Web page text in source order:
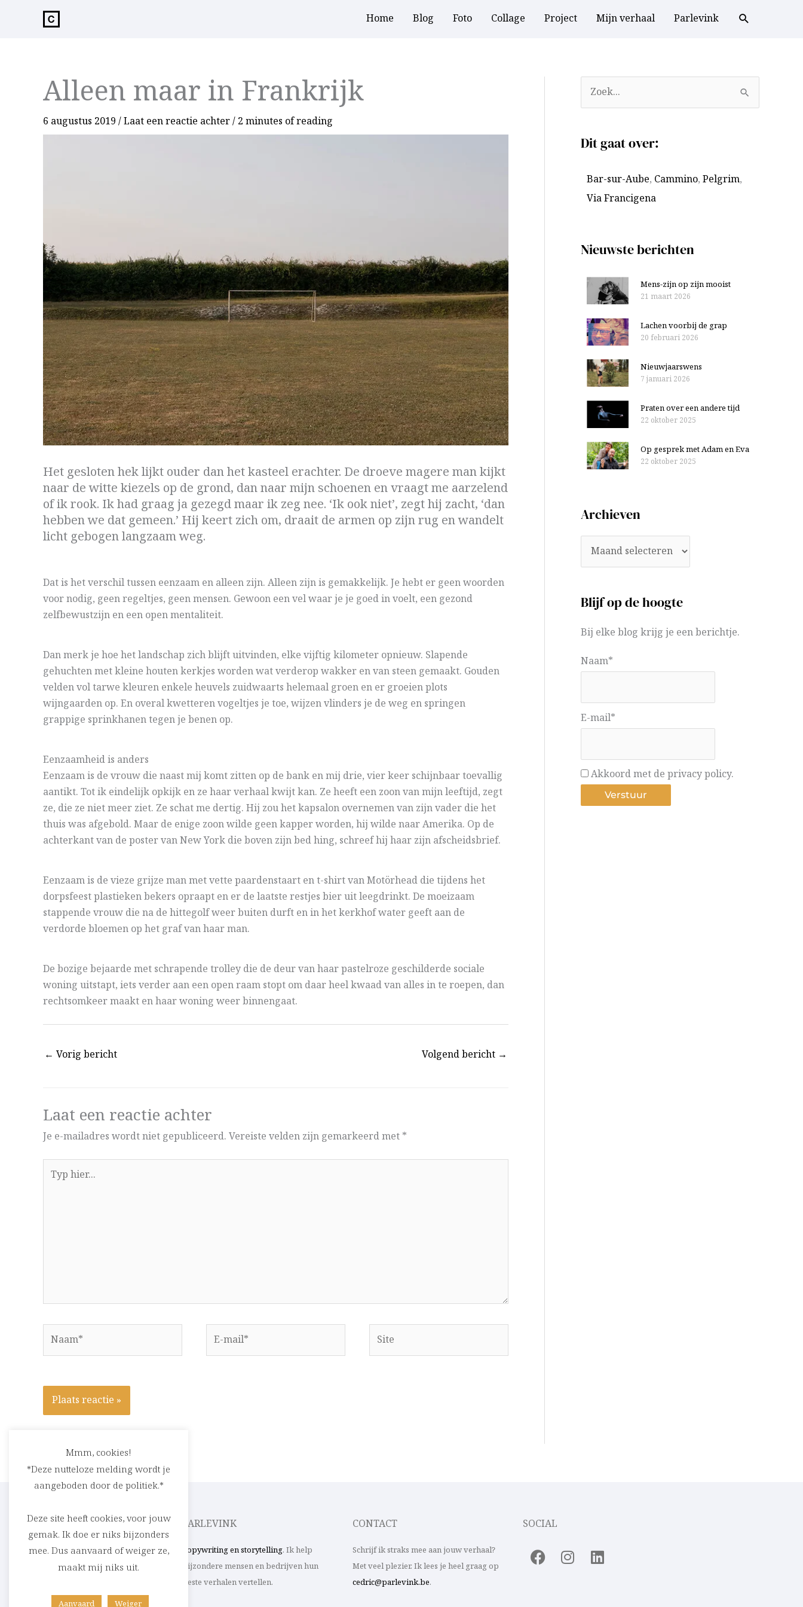
Home Blog Foto Collage Project Mijn verhaal Parlevink
Alleen maar in Frankrijk
6 augustus 2019 /Laat een reactie achter/ 2 minutes of reading
Het gesloten hek lijkt ouder dan het kasteel erachter. De droeve magere man kijkt
naar de witte kiezels op de grond, dan naar mijn schoenen en vraagt me aarzelend
of ik rook. Ik had graag ja gezegd maar ik zeg nee. ‘Ik ook niet’, zegt hij zacht, ‘dan
hebben we dat gemeen.’ Hij keert zich om, draait de armen op zijn rug en wandelt
licht gebogen langzaam weg.
Dat is het verschil tussen eenzaam en alleen zijn. Alleen zijn is gemakkelijk. Je hebt er geen woorden
voor nodig, geen regeltjes, geen mensen. Gewoon een vel waar je je goed in voelt, een gezond
zelfbewustzijn en een open mentaliteit.
Dan merk je hoe het landschap zich blijft uitvinden, elke vijftig kilometer opnieuw. Slapende
gehuchten met kleine houten kerkjes worden wat verderop wakker en van steen gemaakt. Gouden
velden vol tarwe kleuren enkele heuvels zuidwaarts helemaal groen en er groeien plots
wijngaarden op. En overal kwetteren vogeltjes je toe, wijzen vlinders je de weg en springen
grappige sprinkhanen tegen je benen op.
Eenzaamheid is anders
Eenzaam is de vrouw die naast mij komt zitten op de bank en mij drie, vier keer schijnbaar toevallig
aantikt. Tot ik eindelijk opkijk en ze haar verhaal kwijt kan. Ze heeft een zoon van mijn leeftijd, zegt
ze, die ze niet meer ziet. Ze schat me dertig. Hij zou het kapsalon overnemen van zijn vader die het
thuis was afgebold. Maar de enige zoon wilde geen kapper worden, hij wilde naar Amerika. Op de
achterkant van de poster van New York die boven zijn bed hing, schreef hij haar zijn afscheidsbrief.
Eenzaam is de vieze grijze man met vette paardenstaart en t-shirt van Motörhead die tijdens het
dorpsfeest plastieken bekers opraapt en er de laatste restjes bier uit leegdrinkt. De moeizaam
stappende vrouw die na de hittegolf weer buiten durft en in het kerkhof water geeft aan de
verdorde bloemen op het graf van haar man.
De bozige bejaarde met schrapende trolley die de deur van haar pastelroze geschilderde sociale
woning uitstapt, iets verder aan een open raam stopt om daar heel kwaad van alles in te roepen, dan
rechtsomkeer maakt en haar woning weer binnengaat.
← Vorig bericht Volgend bericht →
Laat een reactie achter
Je e-mailadres wordt niet gepubliceerd. Vereiste velden zijn gemarkeerd met *
Typ
hier...
Naam*
E-
Site
o
k
:
Dit gaat over:
Bar-sur-Aube, Cammino, Pelgrim,
Via Francigena
Nieuwste berichten
Mens-zijn op zijn mooist
21 maart 2026
Lachen voorbij de grap
20 februari 2026
Nieuwjaarswens
7 januari 2026
Praten over een andere tijd
22 oktober 2025
Op gesprek met Adam en Eva
22 oktober 2025
Archieven
r
h
Blijf op de hoogte
Bij elke blog krijg je een berichtje.
Naam*
E-mail*
Akkoord met de privacy policy.
CEDRIC RASKIN
Verhalen in woord en beeld. Uit ’t Stad,
de parking of de rest van de wereld.
PARLEVINK
Copywriting en storytelling. Ik help
bijzondere mensen en bedrijven hun
beste verhalen vertellen.
CONTACT
Schrijf ik straks mee aan jouw verhaal?
Met veel plezier. Ik lees je heel graag op
cedric@parlevink.be.
SOCIAL
Facebook
Instagram
Linkedin
Mmm, cookies!
*Deze nutteloze melding wordt je
aangeboden door de politiek.*
Deze site heeft cookies, voor jouw
gemak. Ik doe er niks bijzonders
mee. Dus aanvaard of weiger ze,
maakt mij niks uit.
Aanvaard Weiger